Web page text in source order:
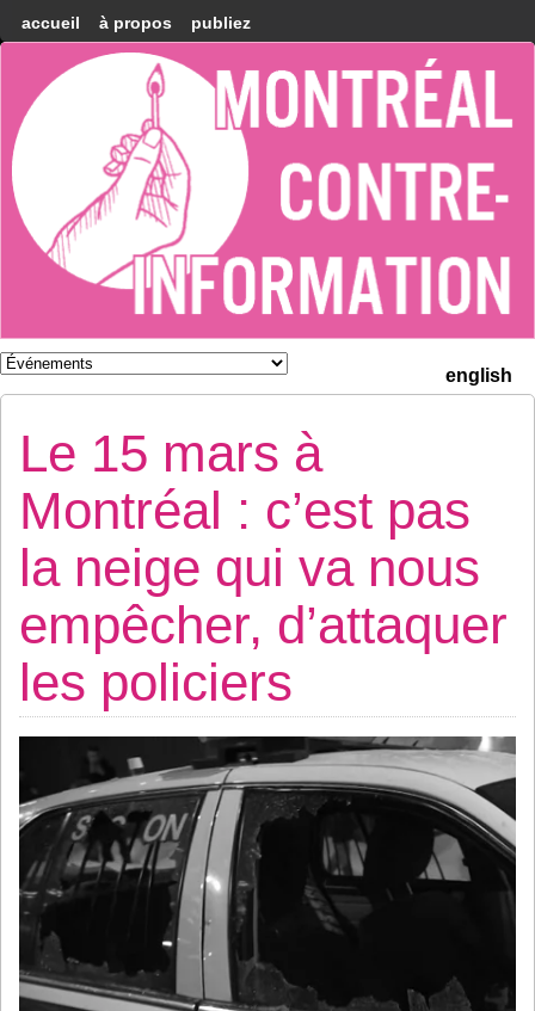
accueil à propos publiez
Montréal
Counter-
information
english
Le 15 mars à
Montréal : c’est pas
la neige qui va nous
empêcher, d’attaquer
les policiers